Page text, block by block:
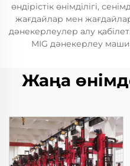
өндірістік өнімділігі,
жағдайлар мен
дәнекерлеулер алу
MIG дәнекерлеу
Жаңа